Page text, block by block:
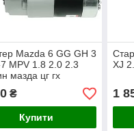
Mazda 6 GG GH 3
MPV 1.8 2.0 2.3
мазда цг гх
₴
Купити
XJ
1